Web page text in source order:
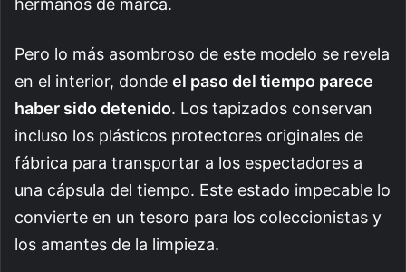
hermanos de marca.
Pero lo más asombroso de este modelo se revela
en el interior, donde el paso del tiempo parece
haber sido detenido. Los tapizados conservan
incluso los plásticos protectores originales de
fábrica para transportar a los espectadores a
una cápsula del tiempo. Este estado impecable lo
convierte en un tesoro para los coleccionistas y
los amantes de la limpieza.